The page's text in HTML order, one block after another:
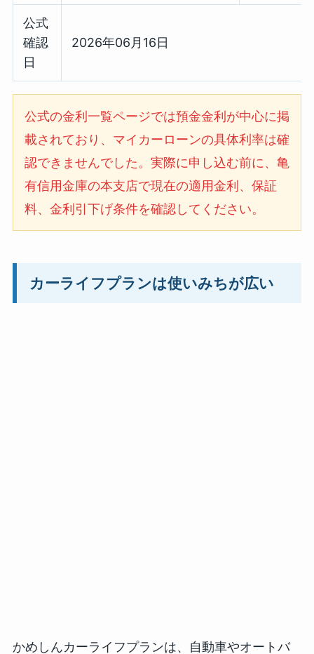
公式
確認
日
2026年06月16日
公式の金利一覧ページでは預金金利が中心に掲
載されており、マイカーローンの具体利率は確
認できませんでした。実際に申し込む前に、亀
有信用金庫の本支店で現在の適用金利、保証
料、金利引下げ条件を確認してください。
カーライフプランは使いみちが広い
かめしんカーライフプランは、自動車やオートバ